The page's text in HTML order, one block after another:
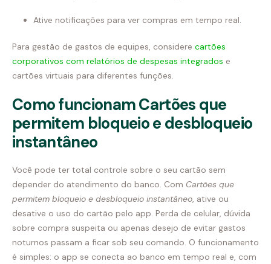
Ative notificações para ver compras em tempo real.
Para gestão de gastos de equipes, considere cartões
corporativos com relatórios de despesas integrados e
cartões virtuais para diferentes funções.
Como funcionam Cartões que
permitem bloqueio e desbloqueio
instantâneo
Você pode ter total controle sobre o seu cartão sem
depender do atendimento do banco. Com Cartões que
permitem bloqueio e desbloqueio instantâneo , ative ou
desative o uso do cartão pelo app. Perda de celular, dúvida
sobre compra suspeita ou apenas desejo de evitar gastos
noturnos passam a ficar sob seu comando. O funcionamento
é simples: o app se conecta ao banco em tempo real e, com